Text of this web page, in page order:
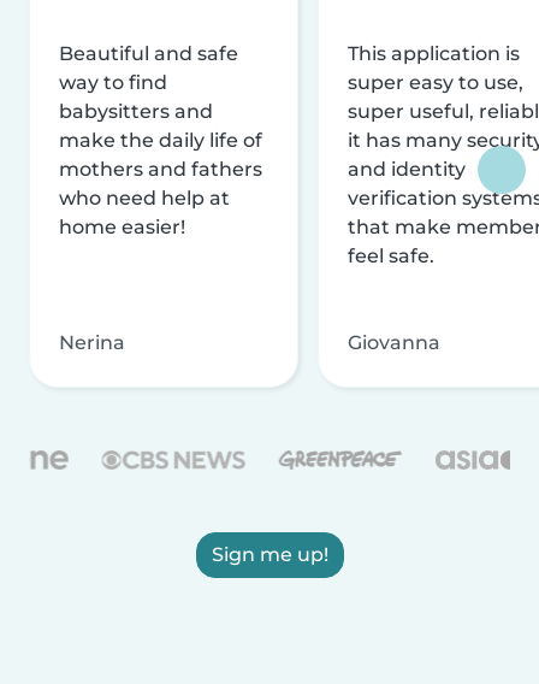
Beautiful and safe
way to find
babysitters and
make the daily life of
mothers and fathers
who need help at
home easier!
Nerina
This application is
super easy to use,
super useful,
it has many
and identity
verification
that make
feel safe.
Giovanna
Sign me up!